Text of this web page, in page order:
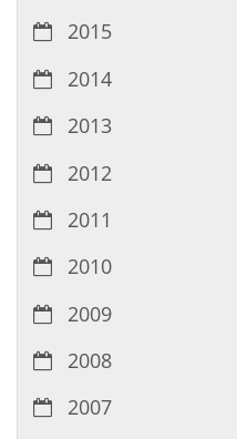
2015
2014
2013
2012
2011
2010
2009
2008
2007